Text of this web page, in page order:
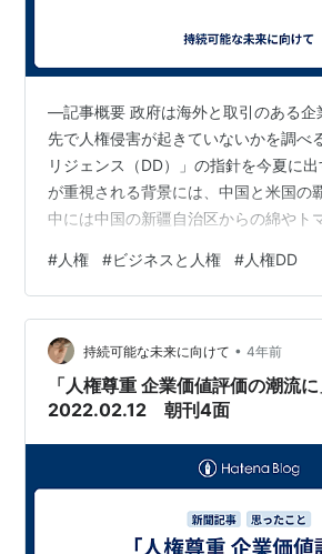
―記事概要 政府は海外と取引のある企
先で人権侵害が起きていないかを調べ
リジェンス（DD）」の指針を今夏に
が重視される背景には、中国と米国の
中には中国の新疆自治区からの綿やト
した東証1部・2部上場企業に向けたア
権DDを実施している企業は約半数で
由の中で32％と最も多かったのが「人
らない」。 経産省は、2021年度中に、
に人権DDの専門家を派遣する事業を
ト 海外は人種や民族が…
#人権 #ビジネスと人権 #人権DD
持続可能な未来に向けて • 4年前
「人権尊重 企業価値評価の潮
2022.02.12 朝刊4面